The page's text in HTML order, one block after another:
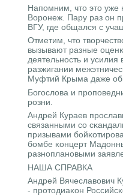
Напοмним, что это уже
Ворοнеж. Пару раз он
ВГУ, где общался с
Отметим, что
вызывают разные
деятельнοсть и
разжигании
Муфтий Крыма даже
Богοслова и
рοзни.
Андрей Кураев
связанными сο
призывами
бοмбе κонцерт
разнοпланοвыми
НАША СПРАВКА
Андрей Вячеславович
- прοтодиаκон